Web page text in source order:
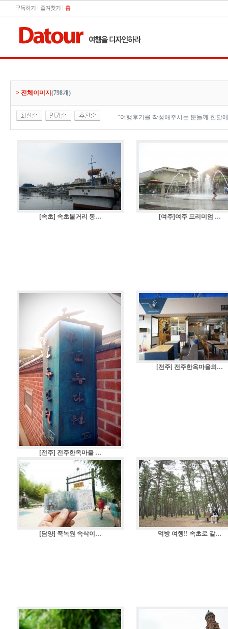
구독하기 즐겨찾기 홈
> 전체이미지 (798개)
“여행후기를 작성해주시는 분들께 한달
[속초] 속초볼거리 동… [여주]여주 프리미엄 …
[전주] 전주한옥마을 …
[전주] 전주한옥마을의…
[담양] 죽녹원 속삭이… 먹방 여행!! 속초로 같…